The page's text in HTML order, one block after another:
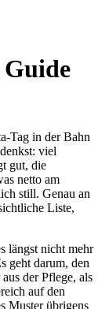
Guide
Tag in der Bahn
viel
gut, die
netto am
still. Genau an
Liste,
längst nicht mehr
geht darum, den
der Pflege, als
auf den
Muster übrigens